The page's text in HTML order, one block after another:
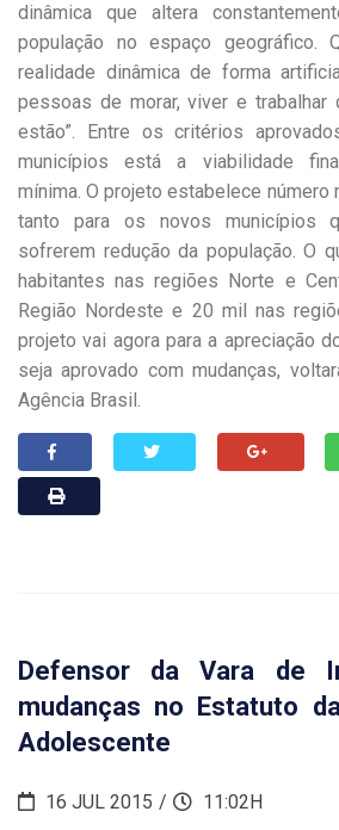
dinâmica que altera
população no espaço geográfico.
realidade dinâmica de forma
pessoas de morar, viver e trabalhar
estão”. Entre os critérios
municípios está a viabilidade
mínima. O projeto estabelece número
tanto para os novos municípios
sofrerem redução da população. O
habitantes nas regiões Norte e
Região Nordeste e 20 mil nas
projeto vai agora para a apreciação
seja aprovado com mudanças,
Agência Brasil.
Defensor da Vara de
mudanças no Estatuto
Adolescente
16 JUL 2015 11:02H